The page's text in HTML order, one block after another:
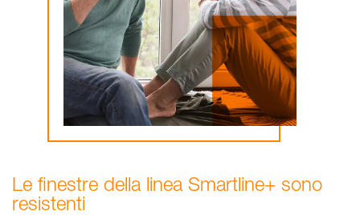
Le finestre della linea Smartline+ sono
resistenti